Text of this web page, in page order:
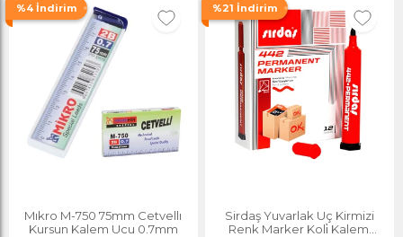
%4 İndirim
Mıkro M-750 75mm Cetvellı
Kursun Kalem Ucu 0.7mm
%21 İndirim
Sirdaş Yuvarlak Uç Kirmizi
Renk Marker Koli̇ Kalemi̇